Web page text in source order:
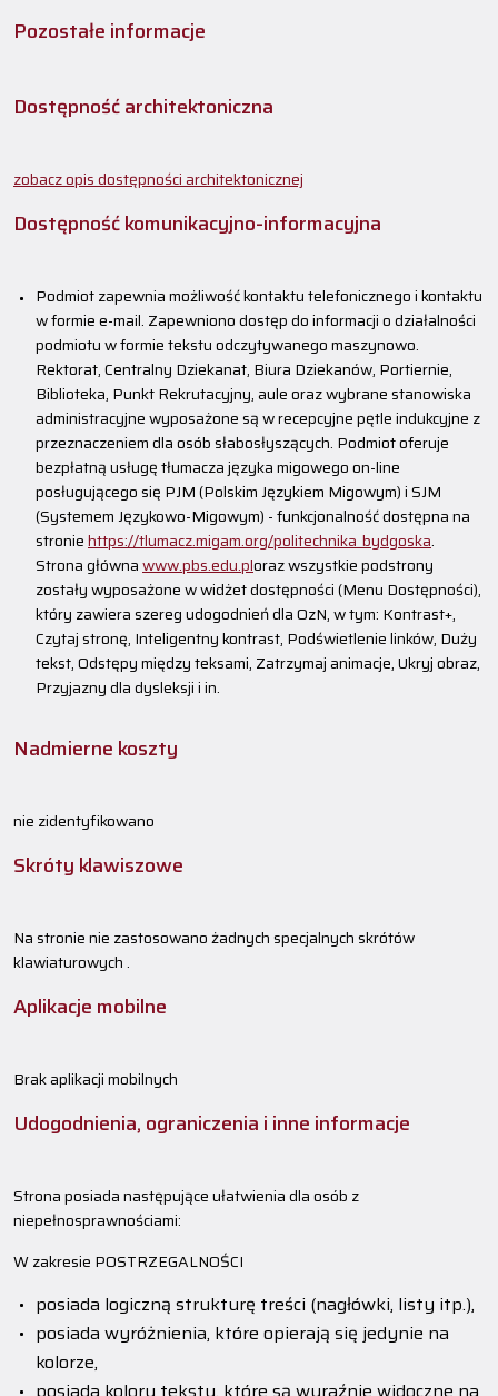
Pozostałe informacje
Dostępność architektoniczna
zobacz opis dostępności architektonicznej
Dostępność komunikacyjno-informacyjna
Podmiot zapewnia możliwość kontaktu telefonicznego i kontaktu
w formie e-mail. Zapewniono dostęp do informacji o działalności
podmiotu w formie tekstu odczytywanego maszynowo.
Rektorat, Centralny Dziekanat, Biura Dziekanów, Portiernie,
Biblioteka, Punkt Rekrutacyjny, aule oraz wybrane stanowiska
administracyjne wyposażone są w recepcyjne pętle indukcyjne z
przeznaczeniem dla osób słabosłyszących. Podmiot oferuje
bezpłatną usługę tłumacza języka migowego on-line
posługującego się PJM (Polskim Językiem Migowym) i SJM
(Systemem Językowo-Migowym) - funkcjonalność dostępna na
stroniehttps://tlumacz.migam.org/politechnika_bydgoska.
Strona głównawww.pbs.edu.ploraz wszystkie podstrony
zostały wyposażone w widżet dostępności (Menu Dostępności),
który zawiera szereg udogodnień dla OzN, w tym: Kontrast+,
Czytaj stronę, Inteligentny kontrast, Podświetlenie linków, Duży
tekst, Odstępy między teksami, Zatrzymaj animacje, Ukryj obraz,
Przyjazny dla dysleksji i in.
Nadmierne koszty
nie zidentyfikowano
Skróty klawiszowe
Na stronie nie zastosowano żadnych specjalnych skrótów
klawiaturowych .
Aplikacje mobilne
Brak aplikacji mobilnych
Udogodnienia, ograniczenia i inne informacje
Strona posiada następujące ułatwienia dla osób z
niepełnosprawnościami:
W zakresie POSTRZEGALNOŚCI
posiada logiczną strukturę treści (nagłówki, listy itp.),
posiada wyróżnienia, które opierają się jedynie na
kolorze,